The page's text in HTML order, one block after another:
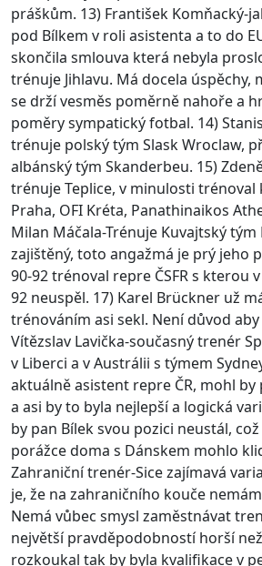
práškům. 13) František Komňacký-
pod Bílkem v roli asistenta a to do
skončila smlouva která nebyla
trénuje Jihlavu. Má docela úspěchy,
se drží vesměs poměrně nahoře a
poměry sympatický fotbal. 14)
trénuje polský tým Slask Wroclaw,
albánský tým Skanderbeu. 15)
trénuje Teplice, v minulosti trénoval
Praha, OFI Kréta, Panathinaikos
Milan Máčala-Trénuje Kuvajtský
zajištěný, toto angažmá je prý jeho
90-92 trénoval repre ČSFR s kterou
92 neuspěl. 17) Karel Brückner už
trénováním asi sekl. Není důvod aby
Vítězslav Lavička-současný trenér
v Liberci a v Austrálii s týmem
aktuálně asistent repre ČR, mohl
a asi by to byla nejlepší a logická
by pan Bílek svou pozici neustál,
porážce doma s Dánskem mohlo
Zahraniční trenér-Sice zajímavá
je, že na zahraničního kouče
Nemá vůbec smysl zaměstnávat
největší pravděpodobností horší
rozkoukal tak by byla kvalifikace v